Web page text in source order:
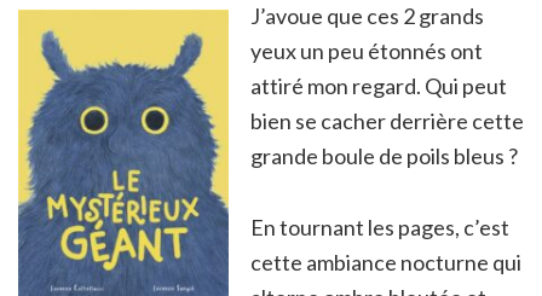
J’avoue que ces 2 grands
yeux un peu étonnés ont
attiré mon regard. Qui peut
bien se cacher derrière cette
grande boule de poils bleus ?
En tournant les pages, c’est
cette ambiance nocturne qui